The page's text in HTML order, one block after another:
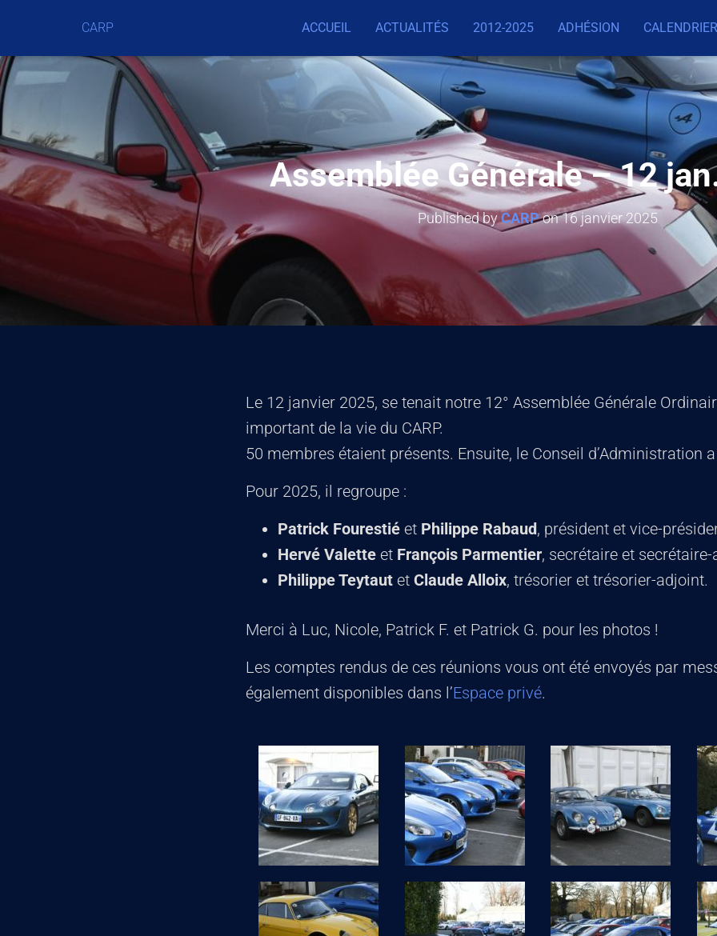
CARP ACCUEIL ACTUALITÉS 2012-2025 ADHÉSION
Assemblée Générale – 12
Published byCARPon16 janvier 2025
Le 12 janvier 2025, se tenait notre 12° Assemblée Générale
important de la vie du CARP.
50 membres étaient présents. Ensuite, le Conseil d’Administration
Pour 2025, il regroupe :
Patrick Fourestié et Philippe Rabaud, président et vice-
Hervé Valette et François Parmentier, secrétaire et
Philippe Teytaut et Claude Alloix, trésorier et trésorier-adjoint.
Merci à Luc, Nicole, Patrick F. et Patrick G. pour les photos !
Les comptes rendus de ces réunions vous ont été envoyés par
également disponibles dans l’Espace privé.